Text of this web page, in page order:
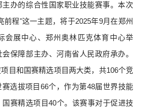
主办的综合性国家职业技能赛事。本次
前程"这一主题，将于2025年9月在郑州
会展中心、郑州奥林匹克体育中心举
保障部主办、河南省人民政府承办。
目和国赛精选项目两大类，共106个竞
选拔项目66个，作为第48届世界技能
赛精选项目40个。该赛事对于促进技